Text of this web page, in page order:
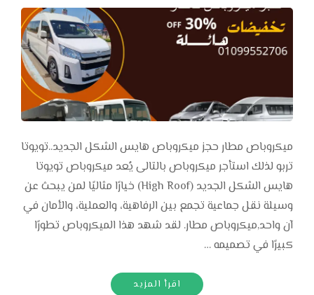
ميكروباص مطار حجز ميكروباص هايس الشكل الجديد..تويوتا
تربو لذلك استأجر ميكروباص بالتالى يُعد ميكروباص تويوتا
هايس الشكل الجديد (High Roof) خيارًا مثاليًا لمن يبحث عن
وسيلة نقل جماعية تجمع بين الرفاهية، والعملية، والأمان في
آن واحد,ميكروباص مطار. لقد شهد هذا الميكروباص تطورًا
كبيرًا في تصميمه …
اقرأ المزيد